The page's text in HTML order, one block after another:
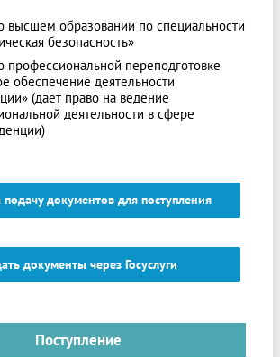
высшем образовании по специальности
безопасность»
переподготовке
обеспечение деятельности
(дает право на ведение
деятельности в сфере
подачу документов для поступления
документы через Госуслуги
Поступление